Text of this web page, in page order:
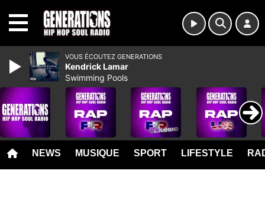
NEWS MUSIQUE SPORT LIFESTYLE
VOUS ÉCOUTEZ GENERATIONS
Kendrick Lamar
Swimming Pools